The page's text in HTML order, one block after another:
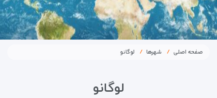
صفحه اصلی شهرها لوگانو
لوگانو